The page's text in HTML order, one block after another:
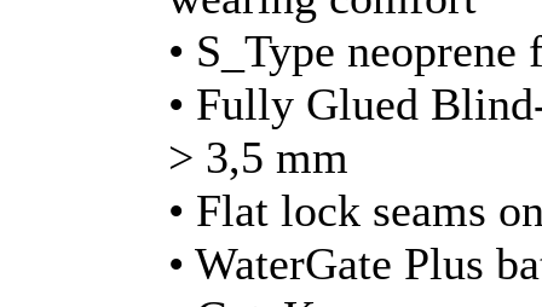
• S_Type
• Fully Glued
> 3,5 mm
• Flat lock seams
• WaterGate Plus